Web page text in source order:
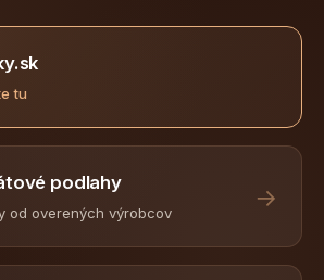
tu
podlahy
od overených výrobcov
→